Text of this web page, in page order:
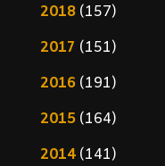
2018(157)
2017 (151)
2016(191)
2015(164)
2014(141)